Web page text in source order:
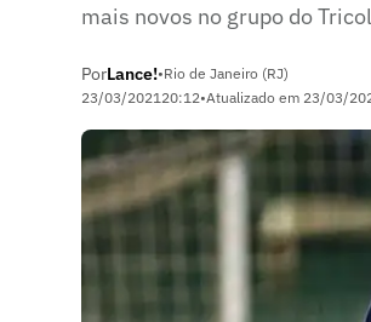
mais novos no grupo do
PorLance!•Rio de Janeiro (RJ)
23/03/202120:12•Atualizado em 23/03/